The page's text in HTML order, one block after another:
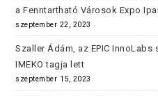
a Fenntartható Városok Expo
szeptember 22, 2023
Szaller Ádám, az EPIC
IMEKO tagja lett
szeptember 15, 2023